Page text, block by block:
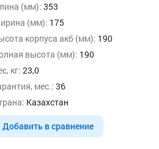
(мм): 353
(мм): 175
корпуса акб (мм): 190
высота (мм): 190
кг: 23,0
мес.: 36
Казахстан
Добавить в сравнение